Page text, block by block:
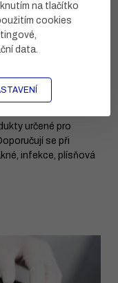
na tlačítko
cookies
data.
složkou
určené pro
se při
infekce, plísňová